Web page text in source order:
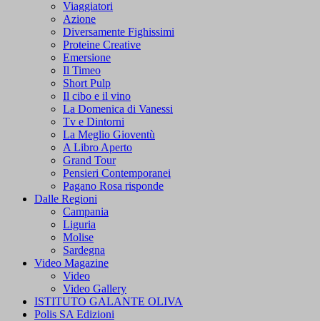
Viaggiatori
Azione
Diversamente Fighissimi
Proteine Creative
Emersione
Il Timeo
Short Pulp
Il cibo e il vino
La Domenica di Vanessi
Tv e Dintorni
La Meglio Gioventù
A Libro Aperto
Grand Tour
Pensieri Contemporanei
Pagano Rosa risponde
Dalle Regioni
Campania
Liguria
Molise
Sardegna
Video Magazine
Video
Video Gallery
ISTITUTO GALANTE OLIVA
Polis SA Edizioni